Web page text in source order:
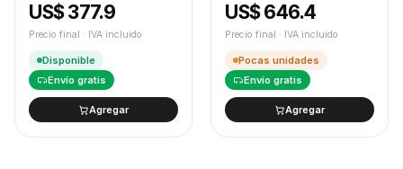
US$ 377.9
Precio final · IVA incluido
Disponible
Envío gratis
Agregar
US$ 646.4
Precio final · IVA incluido
Pocas unidades
Envío gratis
Agregar